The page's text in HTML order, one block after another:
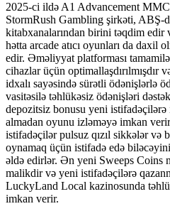
2025-ci ildə A1 Advancement
StormRush Gambling şirkəti, ABŞ-
kitabxanalarından birini təqdim edir
hətta arcade atıcı oyunları da
edir. Əməliyyat platforması tamamilə
cihazlar üçün optimallaşdırılmışdır
idxalı sayəsində sürətli ödənişlərlə
vasitəsilə təhlükəsiz ödənişləri
depozitsiz bonusu yeni istifadəçilərə
almadan oyunu izləməyə imkan
istifadəçilər pulsuz qızıl sikkələr və
oynamaq üçün istifadə edə
əldə edirlər. Ən yeni Sweeps Coins
malikdir və yeni istifadəçilərə
LuckyLand Local kazinosunda
imkan verir.